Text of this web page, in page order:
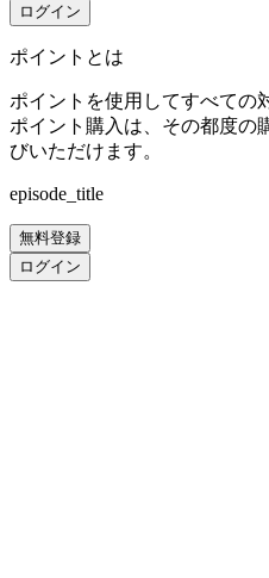
ログイン
ポイントとは
ポイントを使用してすべての
ポイント購入は、その都度の
びいただけます。
episode_title
無料登録
ログイン